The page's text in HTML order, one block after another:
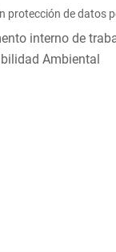
protección de datos
interno de
Ambiental